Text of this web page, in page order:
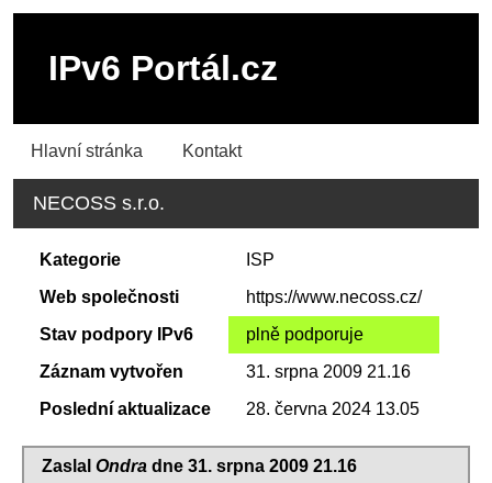
IPv6 Portál.cz
Hlavní stránka Kontakt
NECOSS s.r.o.
Kategorie
ISP
Web společnosti
https://www.necoss.cz/
Stav podpory IPv6
plně podporuje
Záznam vytvořen
31. srpna 2009 21.16
Poslední aktualizace
28. června 2024 13.05
Zaslal Ondra dne 31. srpna 2009 21.16